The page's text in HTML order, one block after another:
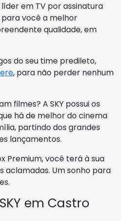
em TV por assinatura
para você a melhor
qualidade, em
do seu time predileto,
, para não perder nenhum
filmes? A SKY possui os
há de melhor do cinema
partindo dos grandes
lançamentos.
Premium, você terá à sua
aclamadas. Um sonho para
em Castro